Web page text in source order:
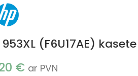
953XL (F6U17AE)
€ ar PVN